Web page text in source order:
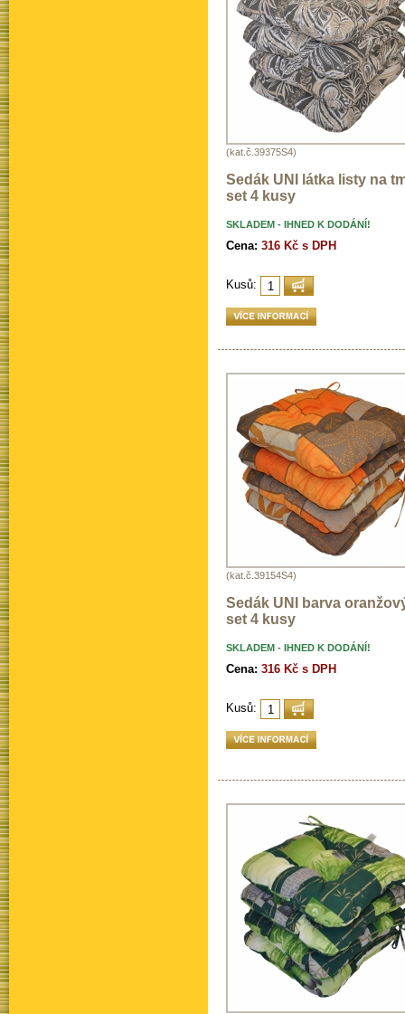
(kat.č.39375S4)
Sedák UNI látka listy na
set 4 kusy
SKLADEM - IHNED K DODÁNÍ!
Cena: 316 Kč s DPH
Kusů:
(kat.č.39154S4)
Sedák UNI barva
set 4 kusy
SKLADEM - IHNED K DODÁNÍ!
Cena: 316 Kč s DPH
Kusů: